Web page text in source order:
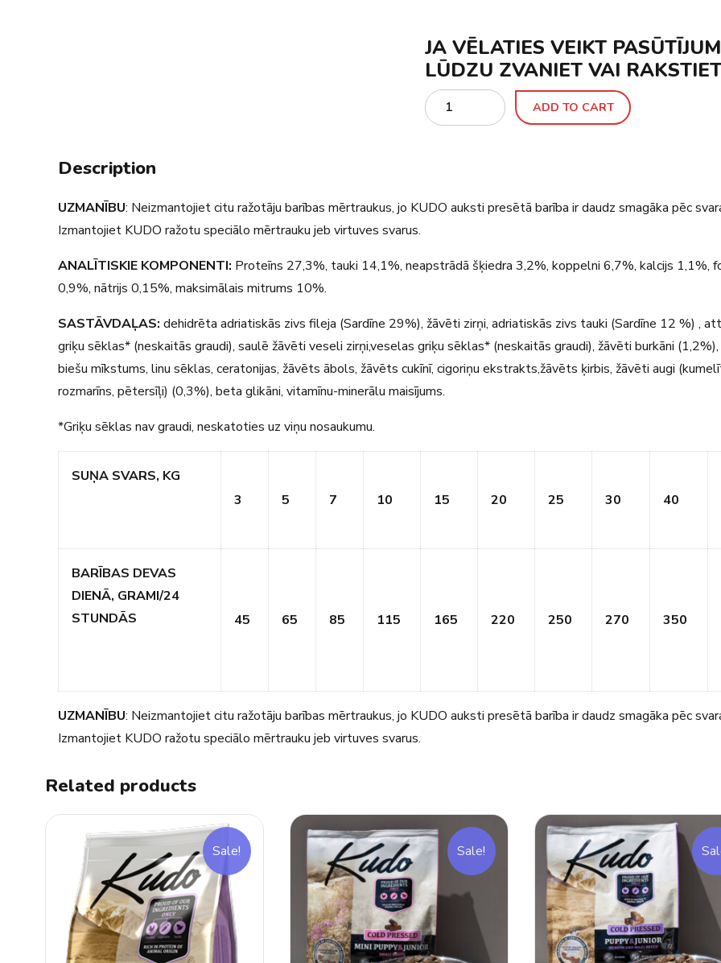
JA VĒLATIES VEIKT
LŪDZU ZVANIET VAI
Quantity ADD TO CART
Description
UZMANĪBU: Neizmantojiet citu ražotāju barības mērtraukus, jo KUDO auksti presētā barība ir daudz smagāka pēc
Izmantojiet KUDO ražotu speciālo mērtrauku jeb virtuves svarus.
ANALĪTISKIE KOMPONENTI: Proteīns 27,3%, tauki 14,1%, neapstrādā šķiedra 3,2%, koppelni 6,7%, kalcijs 1,1%,
0,9%, nātrijs 0,15%, maksimālais mitrums 10%.
SASTĀVDAĻAS: dehidrēta adriatiskās zivs fileja (Sardīne 29%), žāvēti zirņi, adriatiskās zivs tauki (Sardīne 12 %) ,
griķu sēklas* (neskaitās graudi), saulē žāvēti veseli zirņi,veselas griķu sēklas* (neskaitās graudi), žāvēti burkāni
biešu mīkstums, linu sēklas, ceratonijas, žāvēts ābols, žāvēts cukīnī, cigoriņu ekstrakts,žāvēts ķirbis, žāvēti augi
rozmarīns, pētersīļi) (0,3%), beta glikāni, vitamīnu-minerālu maisījums.
*Griķu sēklas nav graudi, neskatoties uz viņu nosaukumu.
SUŅA SVARS, KG
3
5 7 10 15 20 25 30 40
BARĪBAS DEVAS
DIENĀ, GRAMI/24
STUNDĀS
45 65 85 115 165 220 250 270 350
UZMANĪBU: Neizmantojiet citu ražotāju barības mērtraukus, jo KUDO auksti presētā barība ir daudz smagāka pēc
Izmantojiet KUDO ražotu speciālo mērtrauku jeb virtuves svarus.
Related products
Sale! Sale!